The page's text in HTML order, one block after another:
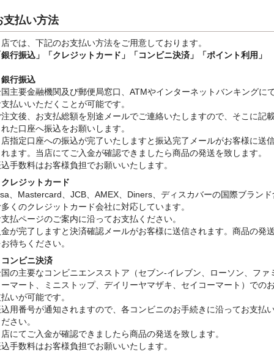
支払い方法
では、下記のお支払い方法をご用意しております。
行振込」
「クレジットカード」「コンビニ決済」「ポイント利用」
行振込
主要金融機関及び郵便局窓口、ATMやインターネットバンキングに
払いいただくことが可能です。
文後、お支払総額を別途メールでご連絡いたしますので、そこに記
た口座へ振込をお願いします。
指定口座への振込が完了いたしますと振込完了メールがお客様に送
ます。当店にてご入金が確認できましたら商品の発送を致します。
手数料はお客様負担でお願いいたします。
レジットカード
、Mastercard、JCB、AMEX、Diners、ディスカバーの国際ブランド
くのクレジットカード会社に対応しています。
払ページのご案内に沿ってお支払ください。
が完了しますと決済確認メールがお客様に送信されます。商品の発
待ちください。
ンビニ決済
の主要なコンビニエンスストア（セブン-イレブン、ローソン、ファ
マート、ミニストップ、デイリーヤマザキ、セイコーマート）での
いが可能です。
用番号が通知されますので、各コンビニのお手続きに沿ってお支払
さい。
にてご入金が確認できましたら商品の発送を致します。
手数料はお客様負担でお願いいたします。